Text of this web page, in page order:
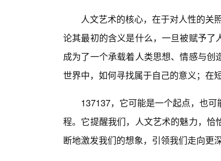
人文艺术的核心，在于对人性的关
论其最初的含义是什么，一旦被赋予
成为了一个承载着人类思想、情感与
世界中，如何寻找属于自己的意义；在
137137，它可能是一个起点，也
程。它提醒我们，人文艺术的魅力，
断地激发我们的想象，引领我们走向更